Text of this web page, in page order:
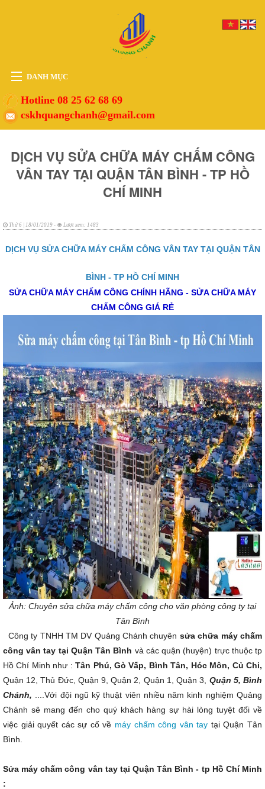
DANH MỤC
HOME
THIẾT BỊ
PHỤ KIỆN
DỊCH VỤ
Hotline 08 25 62 68 69
cskhquangchanh@gmail.com
DỊCH VỤ SỬA CHỮA MÁY CHẤM CÔNG
VÂN TAY TẠI QUẬN TÂN BÌNH - TP HỒ
CHÍ MINH
Thứ 6 | 18/01/2019 - Lượt xem: 1483
DỊCH VỤ SỬA CHỮA MÁY CHẤM CÔNG VÂN TAY TẠI QUẬN TÂN
BÌNH - TP HỒ CHÍ MINH
SỬA CHỮA MÁY CHẤM CÔNG CHÍNH HÃNG - SỬA CHỮA MÁY
CHẤM CÔNG GIÁ RẺ
Ảnh: Chuyên sửa chữa máy chấm công cho văn phòng công ty tại
Tân Bình
Công ty TNHH TM DV Quảng Chánh chuyên sửa chữa máy chấm
công vân tay tại Quận Tân Bình và các quận (huyện) trực thuộc tp
Hồ Chí Minh như :Tân Phú, Gò Vấp, Bình Tân, Hóc Môn, Củ Chi,
Quận 12, Thủ Đức, Quận 9, Quận 2, Quận 1, Quận 3, Quận 5, Bình
Chánh, ....Với đội ngũ kỹ thuật viên nhiều năm kinh nghiệm Quảng
Chánh sê mang đến cho quý khách hàng sự hài lòng tuyệt đối về
việc giải quyết các sự cố về máy chấm công vân tay tại Quận Tân
Bình.
Sửa máy chấm công vân tay tại Quận Tân Bình - tp Hồ Chí Minh
: